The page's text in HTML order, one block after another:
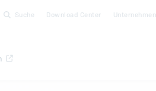
Suche Download Center Unternehmen